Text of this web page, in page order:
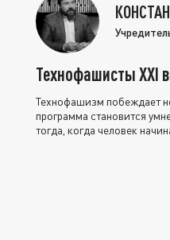
Технофашисты XXI
Технофашизм побеждает
программа становится
тогда, когда человек